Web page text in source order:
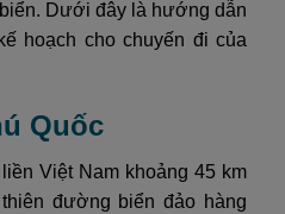
Dưới đây là hướng dẫn
hoạch cho chuyến đi của
Quốc
Việt Nam khoảng 45 km
đường biển đảo hàng